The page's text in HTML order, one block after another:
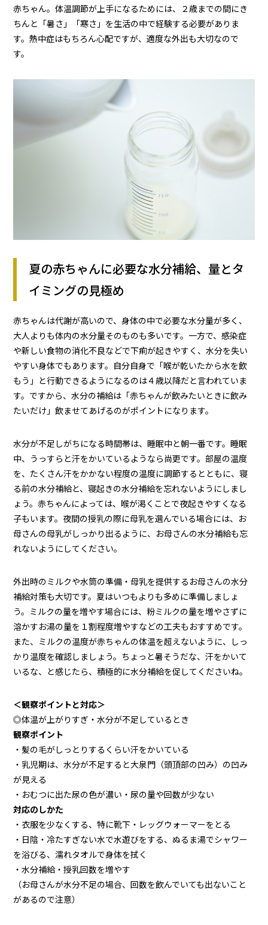
赤ちゃん。体温調節が上手になるためには、２歳までの間にき
ちんと「暑さ」「寒さ」を生活の中で経験する必要がありま
す。熱中症はもちろん心配ですが、適度な外出も大切なので
す。
夏の赤ちゃんに必要な水分補給、量とタ
イミングの見極め
赤ちゃんは代謝が高いので、身体の中で必要な水分量が多く、
大人よりも体内の水分量そのものも多いです。一方で、感染症
や新しい食物の消化不良などで下痢が起きやすく、水分を失い
やすい身体でもあります。自分自身で「喉が乾いたから水を飲
もう」と行動できるようになるのは４歳以降だと言われていま
す。ですから、水分の補給は「赤ちゃんが飲みたいときに飲み
たいだけ」飲ませてあげるのがポイントになります。
水分が不足しがちになる時間帯は、睡眠中と朝一番です。睡眠
中、うっすらと汗をかいているようなら尚更です。部屋の温度
を、たくさん汗をかかない程度の温度に調節するとともに、寝
る前の水分補給と、寝起きの水分補給を忘れないようにしまし
ょう。赤ちゃんによっては、喉が渇くことで夜起きやすくなる
子もいます。夜間の授乳の際に母乳を選んでいる場合には、お
母さんの母乳がしっかり出るように、お母さんの水分補給も忘
れないようにしてください。
外出時のミルクや水筒の準備・母乳を提供するお母さんの水分
補給対策も大切です。夏はいつもよりも多めに準備しましょ
う。ミルクの量を増やす場合には、粉ミルクの量を増やさずに
溶かすお湯の量を１割程度増やすなどの工夫もおすすめです。
また、ミルクの温度が赤ちゃんの体温を超えないように、しっ
かり温度を確認しましょう。ちょっと暑そうだな、汗をかいて
いるな、と感じたら、積極的に水分補給を促してくださいね。
＜観察ポイントと対応＞
◎体温が上がりすぎ・水分が不足しているとき
観察ポイント
・髪の毛がしっとりするくらい汗をかいている
・乳児期は、水分が不足すると大泉門（頭頂部の凹み）の凹み
が見える
・おむつに出た尿の色が濃い・尿の量や回数が少ない
対応のしかた
・衣服を少なくする、特に靴下・レッグウォーマーをとる
・日陰・冷たすぎない水で水遊びをする、ぬるま湯でシャワー
を浴びる、濡れタオルで身体を拭く
・水分補給・授乳回数を増やす
（お母さんが水分不足の場合、回数を飲んでいても出ないこと
があるので注意）